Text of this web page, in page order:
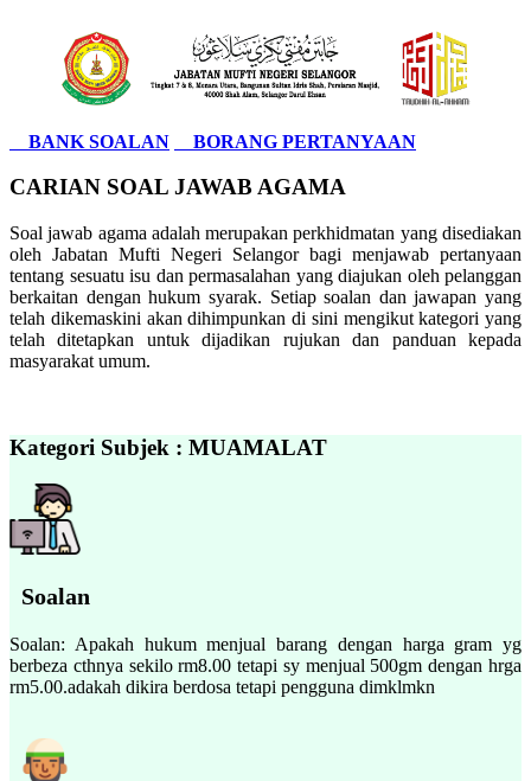
BANK SOALAN BORANG PERTANYAAN
CARIAN SOAL JAWAB AGAMA
Soal jawab agama adalah merupakan perkhidmatan yang disediakan
oleh Jabatan Mufti Negeri Selangor bagi menjawab pertanyaan
tentang sesuatu isu dan permasalahan yang diajukan oleh pelanggan
berkaitan dengan hukum syarak. Setiap soalan dan jawapan yang
telah dikemaskini akan dihimpunkan di sini mengikut kategori yang
telah ditetapkan untuk dijadikan rujukan dan panduan kepada
masyarakat umum.
Kategori Subjek : MUAMALAT
Soalan
Soalan: Apakah hukum menjual barang dengan harga gram yg
berbeza cthnya sekilo rm8.00 tetapi sy menjual 500gm dengan hrga
rm5.00.adakah dikira berdosa tetapi pengguna dimklmkn